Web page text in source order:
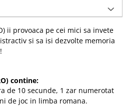
ii provoaca pe cei mici sa invete
si sa isi dezvolte memoria
contine:
de 10 secunde, 1 zar numerotat
de joc in limba romana.